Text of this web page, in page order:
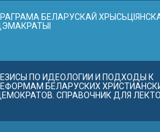
БЕЛАРУСКАЙ
ПО ИДЕОЛОГИИ И ПОДХОДЫ К
БЕЛАРУСКИХ
СПРАВОЧНИК ДЛЯ